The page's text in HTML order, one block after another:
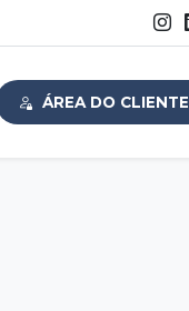
ÁREA DO CLIENTE